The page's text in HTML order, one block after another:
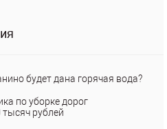
будет дана горячая вода?
по уборке дорог
рублей